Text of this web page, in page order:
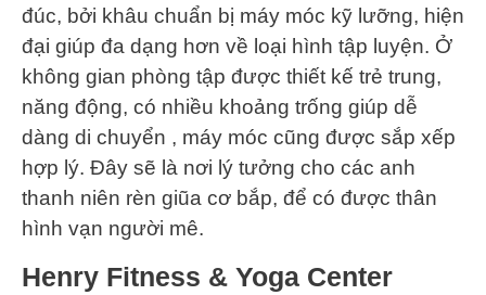
đúc, bởi khâu chuẩn bị máy móc kỹ lưỡng, hiện
đại giúp đa dạng hơn về loại hình tập luyện. Ở
không gian phòng tập được thiết kế trẻ trung,
năng động, có nhiều khoảng trống giúp dễ
dàng di chuyển , máy móc cũng được sắp xếp
hợp lý. Đây sẽ là nơi lý tưởng cho các anh
thanh niên rèn giũa cơ bắp, để có được thân
hình vạn người mê.
Henry Fitness & Yoga Center